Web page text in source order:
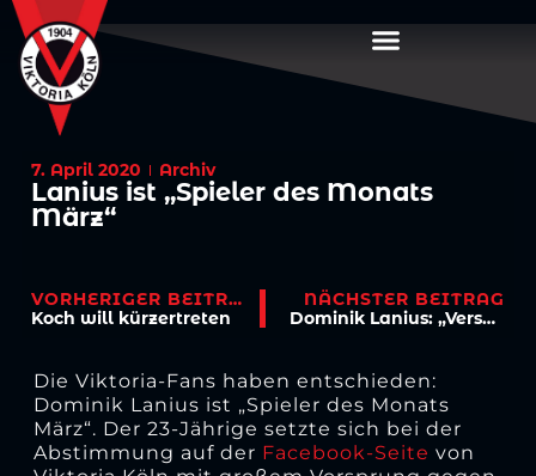
7. April 2020 Archiv
Lanius ist „Spieler des Monats
März“
VORHERIGER BEITRAG
Koch will kürzertreten
NÄCHSTER BEITRAG
Dominik Lanius: „Versuchen, das Beste aus der Situation zu machen“
Die Viktoria-Fans haben entschieden:
Dominik Lanius ist „Spieler des Monats
März“. Der 23-Jährige setzte sich bei der
Abstimmung auf der Facebook-Seite von